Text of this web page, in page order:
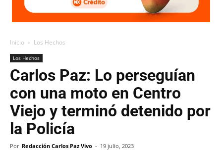
Inicio Los Hechos
Los Hechos
Carlos Paz: Lo perseguían
con una moto en Centro
Viejo y terminó detenido por
la Policía
Por Redacción Carlos Paz Vivo - 19 julio, 2023